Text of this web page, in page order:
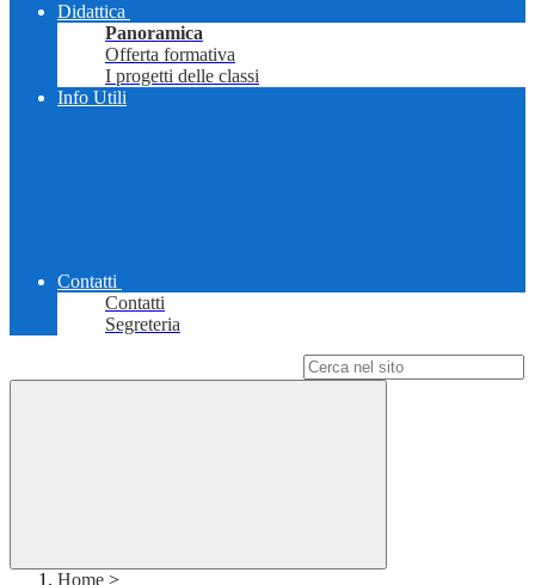
Didattica
Panoramica
Offerta formativa
I progetti delle classi
Info Utili
Contatti
Contatti
Segreteria
Home >